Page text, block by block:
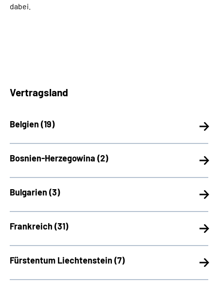
dabei.
Vertragsland
Belgien (19)
Bosnien-Herzegowina (2)
Bulgarien (3)
Frankreich (31)
Fürstentum Liechtenstein (7)